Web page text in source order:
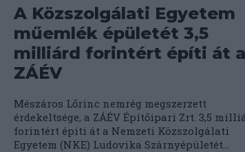
A Közszolgálati Egyetem
műemlék épületét 3,5
milliárd forintért építi át a
ZÁÉV
Mészáros Lőrinc nemrég megszerzett
érdekeltsége, a ZÁÉV Építőipari Zrt. 3,5
forintért építi át a Nemzeti Közszolgálati
Egyetem (NKE) Ludovika Szárnyépületét...